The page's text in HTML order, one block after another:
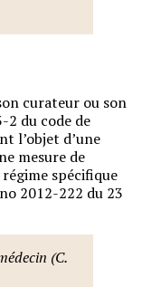
curateur ou son
du code de
l’objet d’une
mesure de
spécifique
2012-222 du 23
(C.